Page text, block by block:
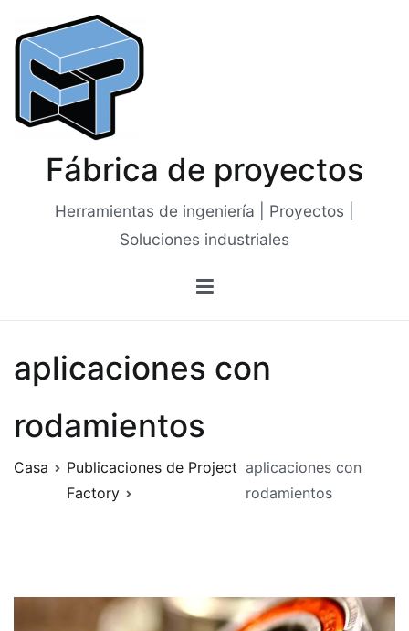
contenido
Fábrica de proyectos
Herramientas de ingeniería | Proyectos |
Soluciones industriales
aplicaciones con
rodamientos
Casa
Publicaciones de Project
Factory
aplicaciones con
rodamientos